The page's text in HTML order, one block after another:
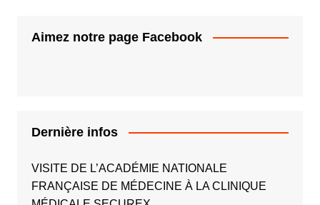
Aimez notre page Facebook
Dernière infos
VISITE DE L’ACADÉMIE NATIONALE
FRANÇAISE DE MÉDECINE À LA CLINIQUE